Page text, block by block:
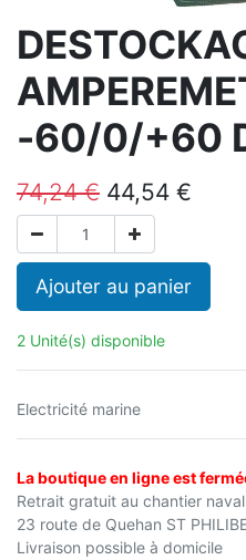
-60/0/+60
74,24€ 44,54 €
Ajouter au panier
2 Unité(s) disponible
Electricité marine
La boutique en ligne est
Retrait gratuit au chantier
23 route de Quehan ST
Livraison possible à domicile